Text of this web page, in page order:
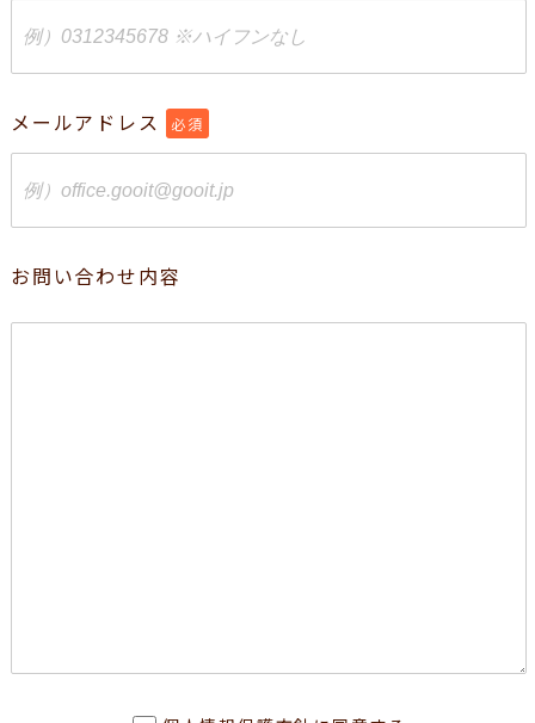
メールアドレス 必須
お問い合わせ内容